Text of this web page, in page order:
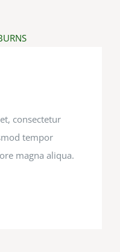
consectetur
tempor
magna aliqua.